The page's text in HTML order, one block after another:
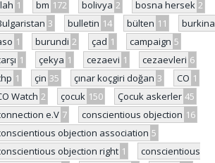
1 bm 172 bolivya 2 bosna hersek 2
3 bulletin 14 bülten 11
burkina
1 burundi 2 çad 1 campaign 5
1 çekya 1 cezaevi 1 cezaevleri 6
1 çin 35 çınar koçgiri doğan 3 CO 1
Watch 2 çocuk 150 Çocuk askerler 45
e.V 7 conscientious objection 16
objection association 5
objection right 1
conscientious